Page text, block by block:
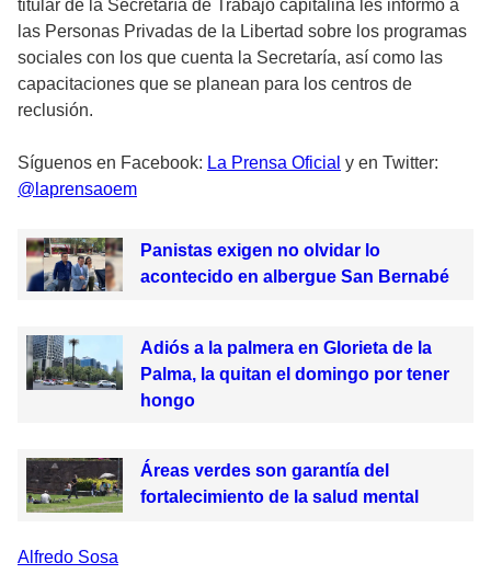
titular de la Secretaría de Trabajo capitalina les informó a
las Personas Privadas de la Libertad sobre los programas
sociales con los que cuenta la Secretaría, así como las
capacitaciones que se planean para los centros de
reclusión.
Síguenos en Facebook: La Prensa Oficial y en Twitter:
@laprensaoem
Panistas exigen no olvidar lo
acontecido en albergue San Bernabé
Adiós a la palmera en Glorieta de la
Palma, la quitan el domingo por tener
hongo
Áreas verdes son garantía del
fortalecimiento de la salud mental
Alfredo Sosa